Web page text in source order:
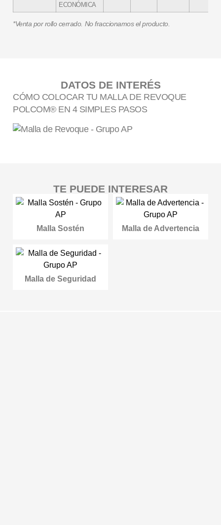
ECONÓMICA
*Venta por rollo cerrado. No fraccionamos el producto.
DATOS DE INTERÉS
CÓMO COLOCAR TU MALLA DE REVOQUE
POLCOM® EN 4 SIMPLES PASOS
TE PUEDE INTERESAR
Malla Sostén Malla de Advertencia
Malla de Seguridad